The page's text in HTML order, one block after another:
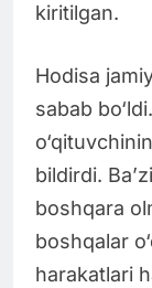
kiritilgan.
Hodisa
sabab
bildirdi.
boshqara
boshqalar
harakatlari